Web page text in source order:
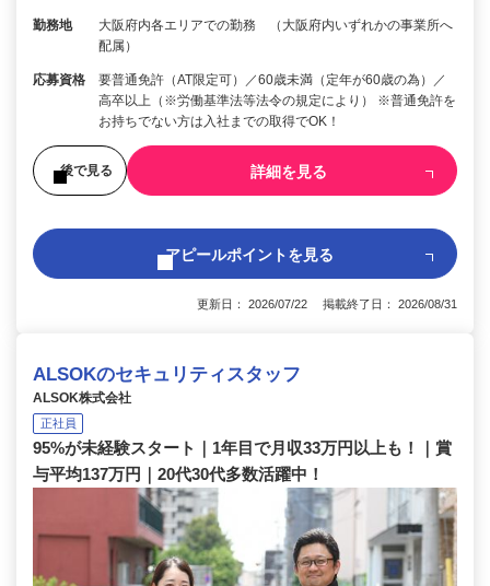
勤務地
大阪府内各エリアでの勤務 （大阪府内いずれかの事業所へ
配属）
応募資格
要普通免許（AT限定可）／60歳未満（定年が60歳の為）／
高卒以上（※労働基準法等法令の規定により） ※普通免許を
お持ちでない方は入社までの取得でOK！
後で見る 詳細を見る
アピールポイントを見る
更新日： 2026/07/22 掲載終了日： 2026/08/31
ALSOKのセキュリティスタッフ
ALSOK株式会社
正社員
95%が未経験スタート｜1年目で月収33万円以上も！｜賞
与平均137万円｜20代30代多数活躍中！